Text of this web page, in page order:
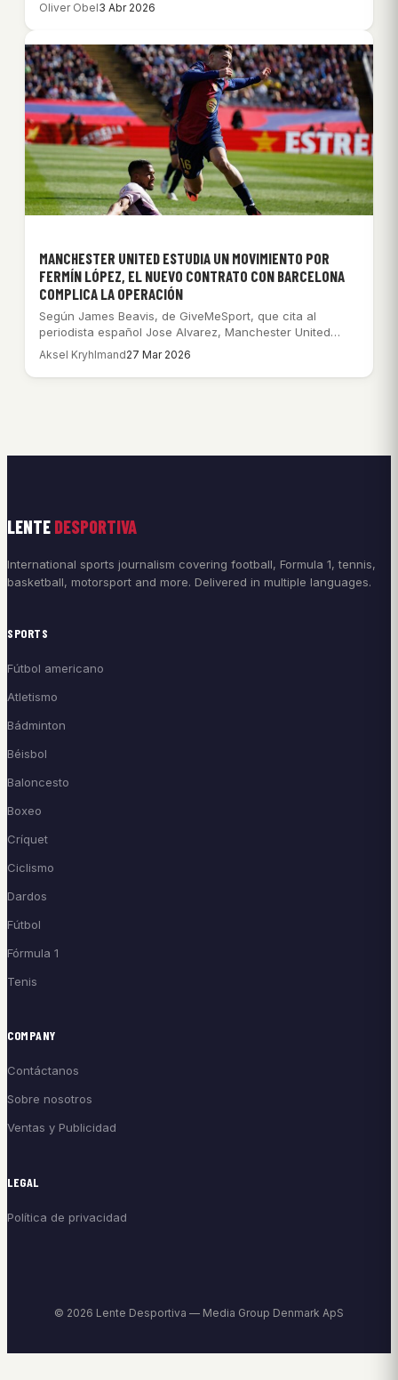
Oliver Obel3 Abr 2026
MANCHESTER UNITED ESTUDIA UN MOVIMIENTO POR
FERMÍN LÓPEZ, EL NUEVO CONTRATO CON BARCELONA
COMPLICA LA OPERACIÓN
Según James Beavis, de GiveMeSport, que cita al
periodista español Jose Alvarez, Manchester United
está…
Aksel Kryhlmand27 Mar 2026
LENTE DESPORTIVA
International sports journalism covering football, Formula 1, tennis,
basketball, motorsport and more. Delivered in multiple languages.
SPORTS
Fútbol americano
Atletismo
Bádminton
Béisbol
Baloncesto
Boxeo
Críquet
Ciclismo
Dardos
Fútbol
Fórmula 1
Tenis
COMPANY
Contáctanos
Sobre nosotros
Ventas y Publicidad
LEGAL
Política de privacidad
© 2026 Lente Desportiva — Media Group Denmark ApS